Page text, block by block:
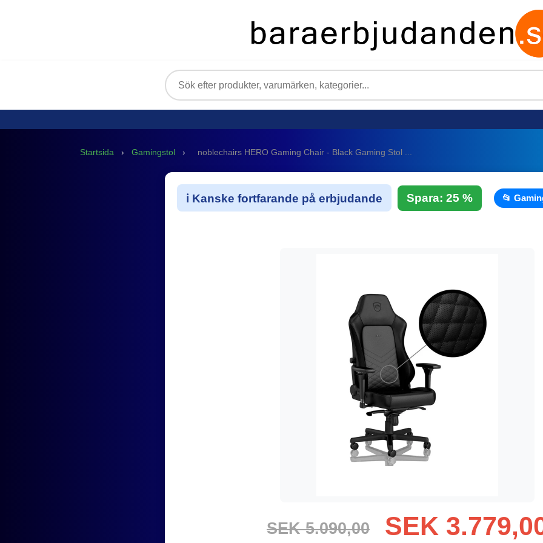
Startsida › Gamingstol › noblechairs HERO Gaming Chair - Black Gaming Stol ...
ℹ️ Kanske fortfarande på erbjudande Spara: 25 % 📂
SEK 5.090,00 SEK